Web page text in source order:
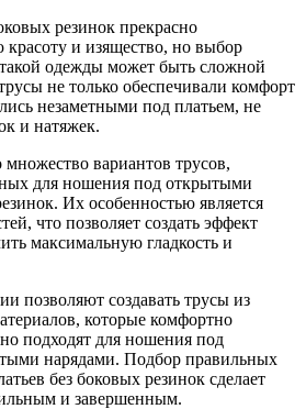
резинок прекрасно
и изящество, но выбор
одежды может быть сложной
не только обеспечивали комфорт
незаметными под платьем, не
и натяжек.
вариантов трусов,
для ношения под открытыми
Их особенностью является
что позволяет создать эффект
максимальную гладкость и
позволяют создавать трусы из
которые комфортно
подходят для ношения под
нарядами. Подбор правильных
без боковых резинок сделает
и завершенным.